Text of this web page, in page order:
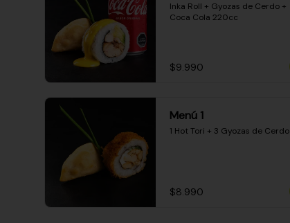
Inka Roll + Gyozas de Cerdo +
Coca Cola 220cc
$9.990
Menú 1
1 Hot Tori + 3 Gyozas de Cerdo
$8.990